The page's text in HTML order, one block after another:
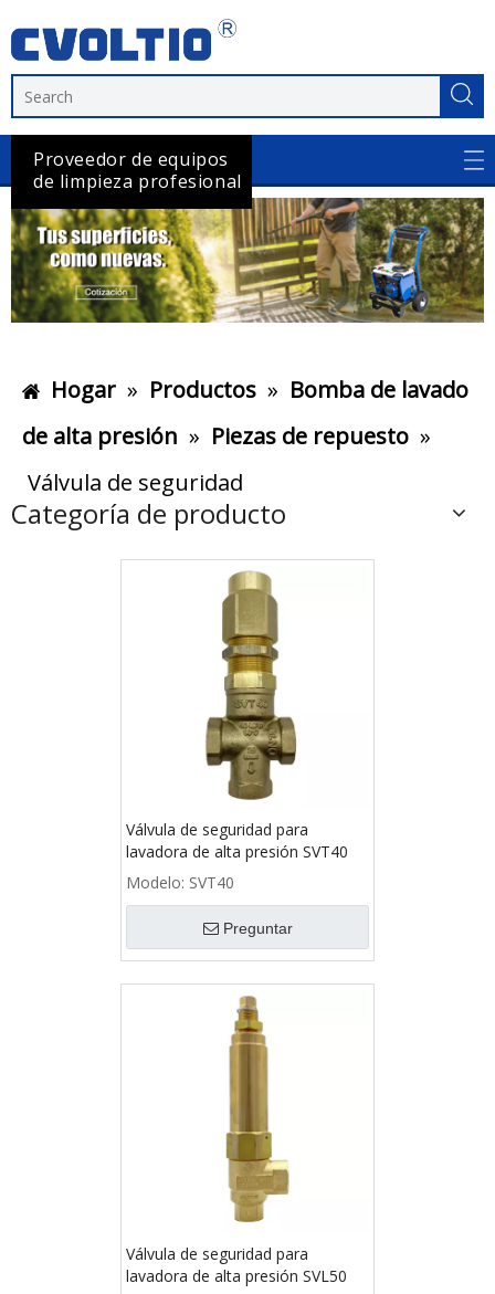
Proveedor de equipos
de limpieza profesional
Hogar » Productos » Bomba de lavado
de alta presión » Piezas de repuesto »
Válvula de seguridad
Categoría de producto
Válvula de seguridad para
lavadora de alta presión SVT40
Modelo: SVT40
Preguntar
Válvula de seguridad para
lavadora de alta presión SVL50